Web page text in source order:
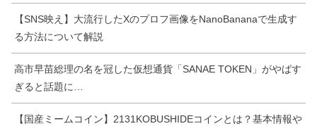
【SNS映え】大流行したXのプロフ画像をNanoBananaで生成す
る方法について解説
高市早苗総理の名を冠した仮想通貨「SANAE TOKEN」がやばす
ぎると話題に…
【国産ミームコイン】2131KOBUSHIDEコインとは？基本情報や